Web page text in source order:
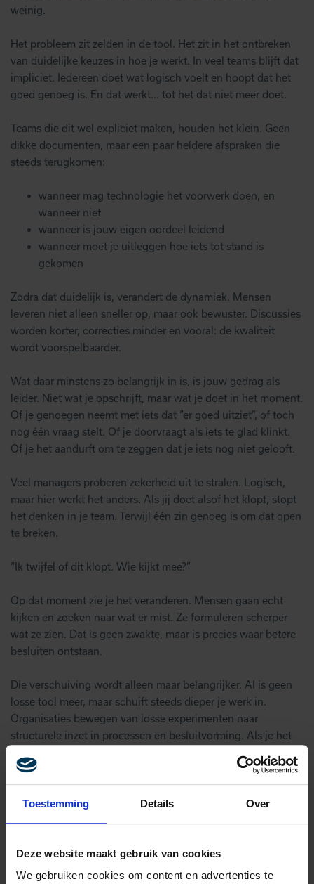
Toestemming Details Over
Deze website maakt gebruik van cookies
We gebruiken cookies om content en advertenties te
weinig.
Het probleem zit zelden in de tool. Het zit in het ontbreken
van duidelijke keuzes in hoe je werkt. In veel teams blijft dat
impliciet. Iedereen doet wat logisch voelt en hoopt dat het
goed genoeg is. En dat werkt… tot het dat niet meer doet.
Teams die dit wel expliciet maken, houden het klein. Geen
dikke documenten, maar een paar heldere afspraken die
steeds terugkomen:
wanneer mag technologie het voorwerk doen, en
wanneer niet
wanneer is jouw eigen oordeel leidend
wanneer moet je uitleggen hoe iets tot stand is
gekomen
Zodra dat duidelijk is, verandert de dynamiek. Mensen
leveren niet alleen sneller op, maar ook bewuster. Discussies
worden korter, correcties minder en vooral: de kwaliteit
wordt voorspelbaarder.
Wat daar minstens zo belangrijk in is, is jouw gedrag als
leider. Niet wat je opschrijft, maar wat je doet in het moment.
Of je genoegen neemt met iets dat “er goed uitziet”, of toch
nog één vraag stelt. Of je doorvraagt als iets te glad klinkt.
Of je het aandurft om te zeggen dat je iets nog niet gelooft.
Veel managers proberen zekerheid uit te stralen. Logisch,
maar hier werkt het anders. Als jij doet alsof het klopt, stopt
het denken in je team. Terwijl één zin genoeg is om dat open
te breken.
“Ik twijfel of dit klopt. Wie kijkt mee?”
Op dat moment zie je het veranderen. Mensen gaan echt
kijken en zoeken naar wat er mist. Ze formuleren scherper
wat ze zien. Dat is geen zwakte, maar is precies waar betere
besluiten ontstaan.
Die verschuiving wordt alleen maar belangrijker. AI is geen
losse tool meer, maar schuift steeds dieper je werk in.
Organisaties bewegen van losse experimenten naar
structurele inzet in processen en besluitvorming. Als je het
controle.
Uiteindelijk komt het neer op één vraag die je niet kunt
Als je daar geen antwoord op geeft, doet je team dat voor je.